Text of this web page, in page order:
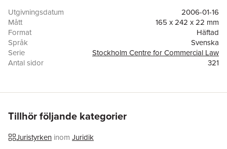
beskrivningar av varför intressekonflikter ses med olika ögon i
skilda delar av denna samhällssektor och varför lösningarna av
problemet skiljer sig åt mellan yrkesgrupper.
I boken behandlas bland annat frågan om intressekonflikter hos
banker, advokater, revisorer, journalister, ratinginstitut,
försäkringsbolag och myndigheter. Här tas också upp särskilda
och utvecklingstendenser när det gäller lösningsmodellerna.
Intresse för intressekonflikter
Hans-Gunnar Axberger
Intressekonflikter och deras hantering - en introduktion
Gunnar Nord och Per Thorell
Utgivningsdatum
2006-01-16
Mått
165 x 242 x 22 mm
Format
Häftad
Språk
Svenska
Serie
Stockholm Centre for Commercial Law
Antal sidor
321
ISBN
9789176786161
Tillhör följande kategorier
Juristyrken inom Juridik